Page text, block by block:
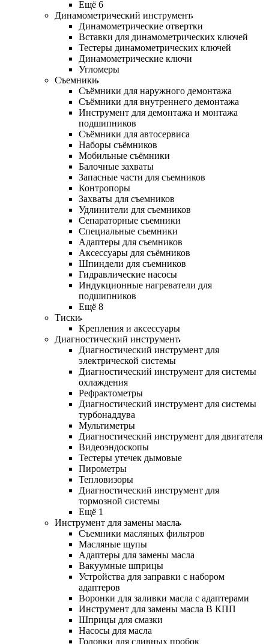
Ещё 6
Динамометрический инструмент
Динамометрические отвертки
Вставки для динамометрических ключей
Тестеры динамометрических ключей
Динамометрические ключи
Угломеры
Съемники
Съёмники для наружного демонтажа
Съёмники для внутреннего демонтажа
Инструмент для демонтажа и монтажа
подшипников
Съёмники для автосервиса
Наборы съёмников
Мобильные съёмники
Балочные захваты
Запасные части для съемников
Контропоры
Захваты для съемников
Удлинители для съемников
Сепараторные съемники
Специальные съемники
Адаптеры для съемников
Аксессуары для съёмников
Шпиндели для съемников
Гидравлические насосы
Индукционные нагреватели для
подшипников
Ещё 8
Тиски
Крепления и аксессуары
Диагностический инструмент
Диагностический инструмент для
электрической системы
Диагностический инструмент для системы
охлаждения
Рефрактометры
Диагностический инструмент для системы
турбонаддува
Мультиметры
Диагностический инструмент для двигателя
Видеоэндоскопы
Тестеры утечек дымовые
Пирометры
Тепловизоры
Диагностический инструмент для
тормозной системы
Ещё 1
Инструмент для замены масла
Съемники масляных фильтров
Масляные щупы
Адаптеры для замены масла
Вакуумные шприцы
Устройства для заправки с набором
адаптеров
Воронки для заливки масла с адаптерами
Инструмент для замены масла В КПП
Шприцы для смазки
Насосы для масла
Головки для сливных пробок